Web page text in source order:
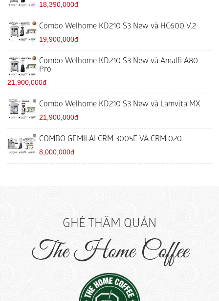
18,390,000đ
Combo Welhome KD210 S3 New và HC600 V.2
19,900,000đ
Combo Welhome KD210 S3 New và Amalfi A80
Pro
21,900,000đ
Combo Welhome KD210 S3 New và Lamvita MX
21,900,000đ
COMBO GEMILAI CRM 3005E VÀ CRM 020
8,000,000đ
GHÉ THĂM QUÁN
The Home Coffee